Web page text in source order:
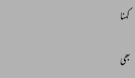
کہنا
بھی